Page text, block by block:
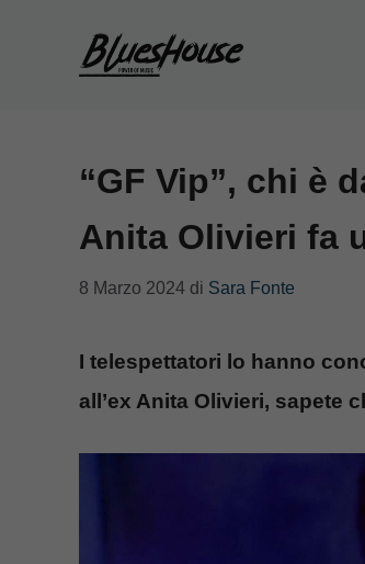
“GF Vip”, chi è
Anita Olivieri fa
8 Marzo 2024 di Sara Fonte
I telespettatori lo hanno
all’ex Anita Olivieri, sapete